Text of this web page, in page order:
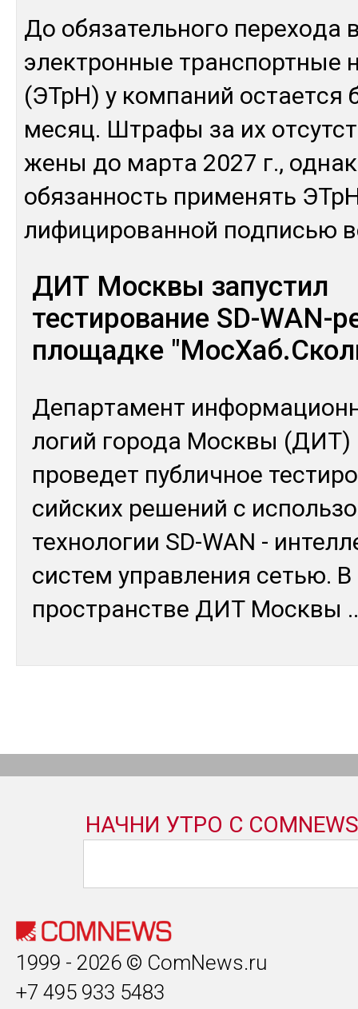
До обя­затель­но­го пе­рехо­да
элек­трон­ные тран­спортные
(ЭТрН) у ком­па­ний ос­тает­ся
ме­сяц. Штра­фы за их
жены до мар­та 2027 г.,
обя­зан­ность при­менять
лифи­циро­ван­ной под­писью
ДИТ Москвы запустил
тестирование SD-WAN-
площадке
Де­пар­та­мент
логий го­рода Мос­квы (ДИТ)
про­ведет пуб­лич­ное
сий­ских ре­шений с
тех­но­логии SD-WAN -
сис­тем уп­рав­ле­ния сетью.
прос­транс­тве ДИТ Мос­квы
1999 - 2026 © ComNews.ru
+7 495 933 5483